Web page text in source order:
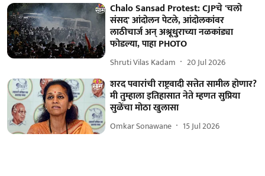
Chalo Sansad Protest: CJPचे 'चलो
संसद' आंदोलन पेटले, आंदोलकांवर
लाठीचार्ज अन् अश्रूधुराच्या नळकांड्या
फोडल्या, पाहा PHOTO
Shruti Vilas Kadam 20 Jul 2026
शरद पवारांची राष्ट्रवादी सत्तेत सामील होणार?
मी तुम्हाला इतिहासात नेते म्हणत सुप्रिया
सुळेंचा मोठा खुलासा
Omkar Sonawane 15 Jul 2026